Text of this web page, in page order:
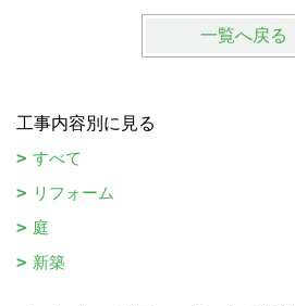
一覧へ戻る
工事内容別に見る
すべて
リフォーム
庭
新築